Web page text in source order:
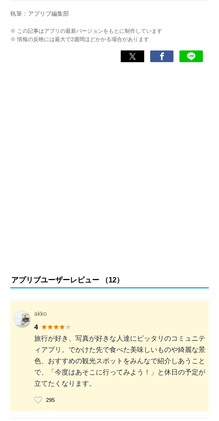
旅をスタート。走行距離42,000km・活動期間500日以上か
現在はアプリブでSEOライターとして活動しており、これ
までにレビューしたアプリは900件以上。日本一周中に20
種類以上ナビアプリを利用した経験があり、イチオシはや
執筆：アプリブ編集部
※ この記事はアプリの最新バージョンをもとに制作しています
※ 情報の反映には最大で2週間ほどかかる場合があります
アプリブユーザーレビュー （12）
akko
4
旅行が好き、写真が好きな人達にピッタリのコミュニテ
ィアプリ。でかけた先で食べた美味しいものや綺麗な景
色、おすすめの観光スポットをみんなで紹介しあうこと
で、「今度はあそこに行ってみよう！」と休日の予定が
立てたくなります。
295